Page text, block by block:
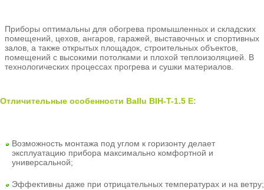
Приборы оптимальны для обогрева промышленных и складских
помещений, цехов, ангаров, гаражей, выставочных и спортивных
залов, а также открытых площадок, строительных объектов,
помещений с высокими потолками и плохой теплоизоляцией. В
технологических процессах прогрева и сушки материалов.
Отличительные особенности Ballu BIH-T-1.5 E:
Возможность монтажа под углом к горизонту делает
эксплуатацию прибора максимально комфортной и
универсальной;
Эффективны даже при отрицательных температурах и на ветру;